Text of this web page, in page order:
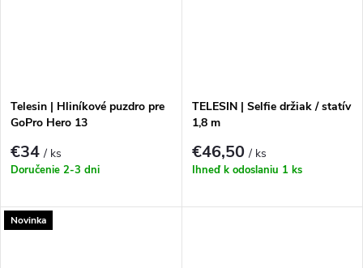
Telesin | Hliníkové puzdro pre
GoPro Hero 13
€34/ ks
Doručenie 2-3 dni
TELESIN | Selfie držiak / statív
1,8 m
€46,50/ ks
Ihneď k odoslaniu 1 ks
Novinka